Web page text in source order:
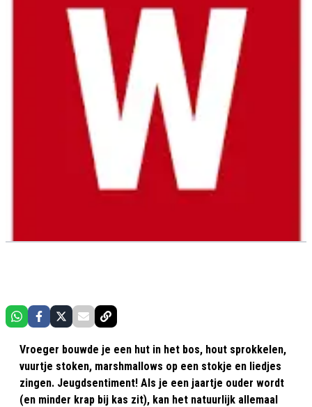
Vroeger bouwde je een hut in het bos, hout sprokkelen,
vuurtje stoken, marshmallows op een stokje en liedjes
zingen. Jeugdsentiment! Als je een jaartje ouder wordt
(en minder krap bij kas zit), kan het natuurlijk allemaal